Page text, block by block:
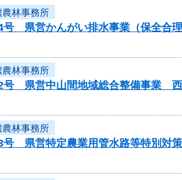
農林事務所
号 県営かんがい排水事業（保全
農林事務所
号 県営中山間地域総合整備事業
農林事務所
号 県営特定農業用管水路等特別